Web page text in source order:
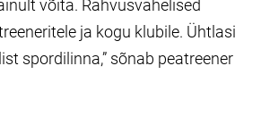
võita. Rahvusvahelised
ja kogu klubile. Ühtlasi
spordilinna,” sõnab peatreener